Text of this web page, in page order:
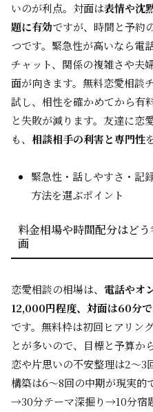
いのが利点。対面は表情や沈
題に有効ですが、時間と予約
つです。緊急性が高いなら電
チャット、関係の複雑さや夫
面が向きます。無料恋愛相談
試し、相性を確かめてから有
と失敗が減ります。友達に恋
も、 相談相手の利害と専門性
緊急性・話しやすさ・記
方法を選ぶポイント
料金相場や時間配分はど
画
恋愛相談の相場は、 電話やオ
12,000円程度、対面は60分
です。無料枠は初回ヒアリン
とが多いので、目標と予算か
恋や片思いの不安整理は2〜3
構築は6〜8回の中期が現実的
→30分テーマ深掘り→10分宿